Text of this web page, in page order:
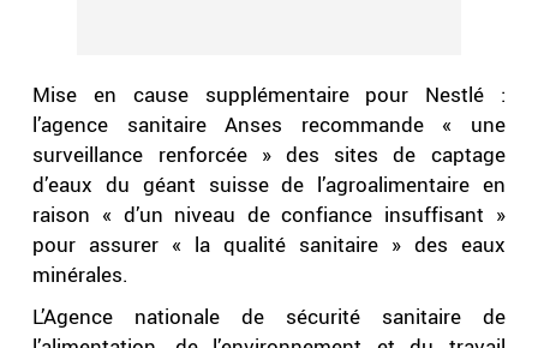
Mise en cause supplémentaire pour Nestlé :
l’agence sanitaire Anses recommande « une
surveillance renforcée » des sites de captage
d’eaux du géant suisse de l’agroalimentaire en
raison « d’un niveau de confiance insuffisant »
pour assurer « la qualité sanitaire » des eaux
minérales.
L’Agence nationale de sécurité sanitaire de